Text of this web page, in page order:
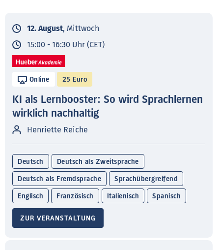
12. August, Mittwoch
15:00 - 16:30 Uhr (CET)
Online 25 Euro
KI als Lernbooster: So wird Sprachlernen
wirklich nachhaltig
Henriette Reiche
Deutsch Deutsch als Zweitsprache
Deutsch als Fremdsprache Sprachübergreifend
Englisch Französisch Italienisch Spanisch
ZUR VERANSTALTUNG